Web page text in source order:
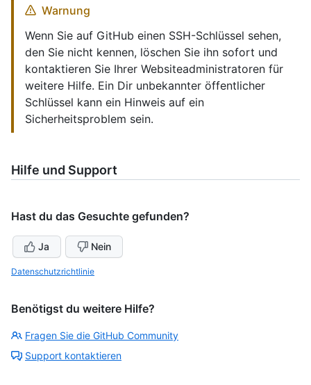
Warnung
Wenn Sie auf GitHub einen SSH-Schlüssel sehen,
den Sie nicht kennen, löschen Sie ihn sofort und
kontaktieren Sie Ihrer Websiteadministratoren für
weitere Hilfe. Ein Dir unbekannter öffentlicher
Schlüssel kann ein Hinweis auf ein
Sicherheitsproblem sein.
Hilfe und Support
Hast du das Gesuchte gefunden?
Ja Nein
Datenschutzrichtlinie
Benötigst du weitere Hilfe?
Fragen Sie die GitHub Community
Support kontaktieren